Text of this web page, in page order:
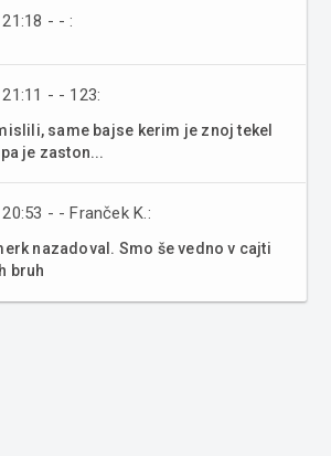
- - :
- - 123:
same bajse kerim je znoj tekel
je zaston...
- - Franček K.:
nazadoval. Smo še vedno v cajti
bruh